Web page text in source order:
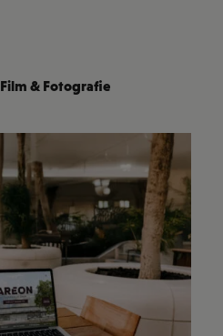
Film & Fotografie